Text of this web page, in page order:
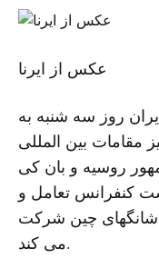
عکس از ایرنا
روز سه شنبه به
مقامات بین المللی
روسیه و بان کی
کنفرانس تعامل و
شانگهای چین شرکت
می کند.